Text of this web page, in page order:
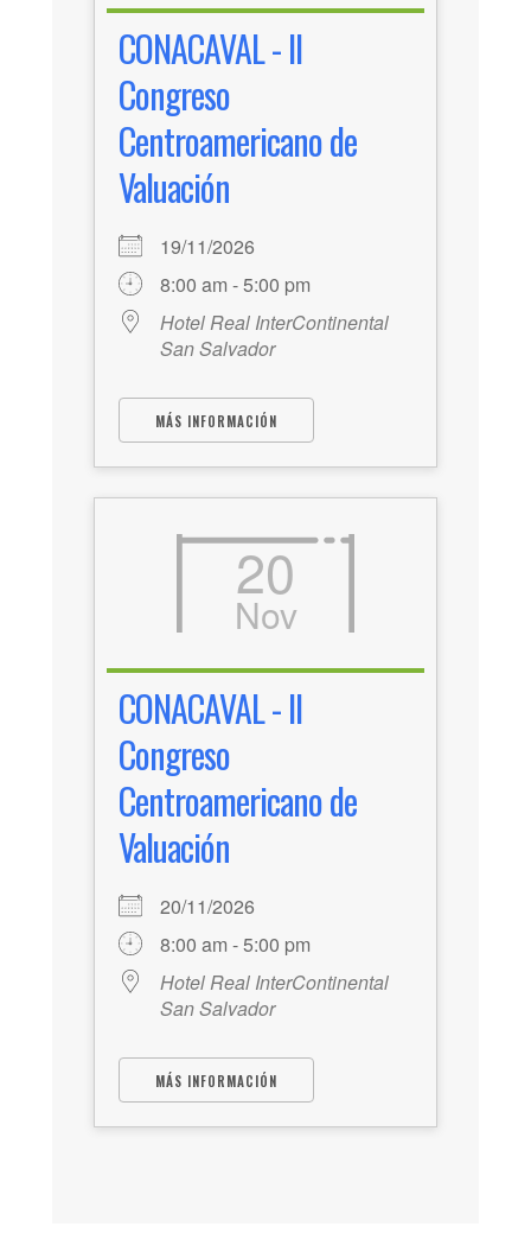
CONACAVAL - II
Congreso
Centroamericano de
Valuación
19/11/2026
8:00 am - 5:00 pm
Hotel Real InterContinental
San Salvador
MÁS INFORMACIÓN
20
Nov
CONACAVAL - II
Congreso
Centroamericano de
Valuación
20/11/2026
8:00 am - 5:00 pm
Hotel Real InterContinental
San Salvador
MÁS INFORMACIÓN